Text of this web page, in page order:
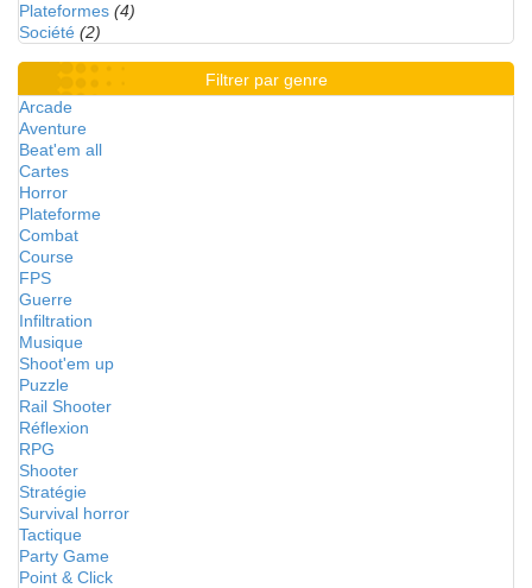
Plateformes (4)
Société (2)
Filtrer par genre
Arcade
Aventure
Beat'em all
Cartes
Horror
Plateforme
Combat
Course
FPS
Guerre
Infiltration
Musique
Shoot'em up
Puzzle
Rail Shooter
Réflexion
RPG
Shooter
Stratégie
Survival horror
Tactique
Party Game
Point & Click